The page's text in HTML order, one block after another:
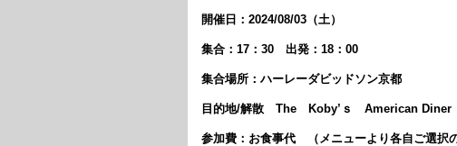
開催日：2024/08/03（土）
集合：17：30 出発：18：00
集合場所：ハーレーダビッドソン京都
目的地/解散 The Koby’ｓ American Diner
参加費：お食事代 （メニューより各自ご選択の